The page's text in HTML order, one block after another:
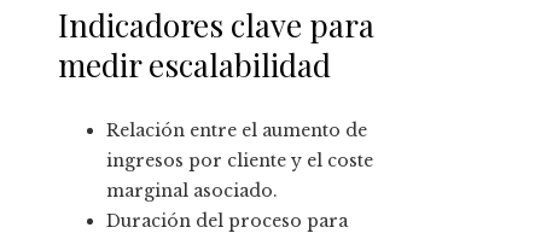
Indicadores clave para
medir escalabilidad
Relación entre el aumento de
ingresos por cliente y el coste
marginal asociado.
Duración del proceso para